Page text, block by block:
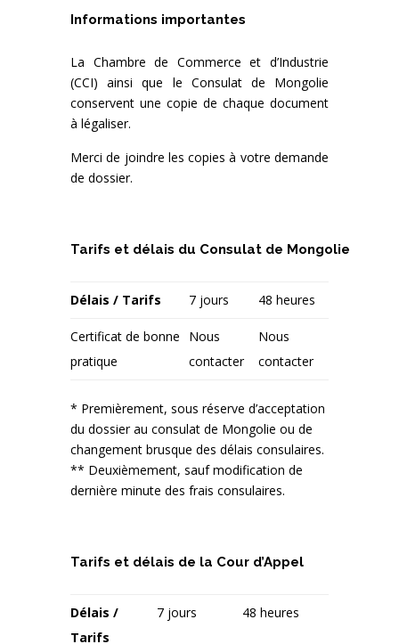
Informations importantes
La Chambre de Commerce et d’Industrie
(CCI) ainsi que le Consulat de Mongolie
conservent une copie de chaque document
à légaliser.
Merci de joindre les copies à votre demande
de dossier.
Tarifs et délais du Consulat de Mongolie
Délais / Tarifs 7 jours 48 heures
Certificat de bonne
pratique
Nous
contacter
Nous
contacter
* Premièrement, sous réserve d’acceptation
du dossier au consulat de Mongolie ou de
changement brusque des délais consulaires.
** Deuxièmement, sauf modification de
dernière minute des frais consulaires.
Tarifs et délais de la Cour d’Appel
Délais /
Tarifs
7 jours 48 heures